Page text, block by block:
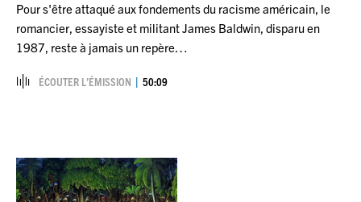
Pour s'être attaqué aux fondements du racisme américain, le
romancier, essayiste et militant James Baldwin, disparu en
1987, reste à jamais un repère…
ÉCOUTER L’ÉMISSION 50:09